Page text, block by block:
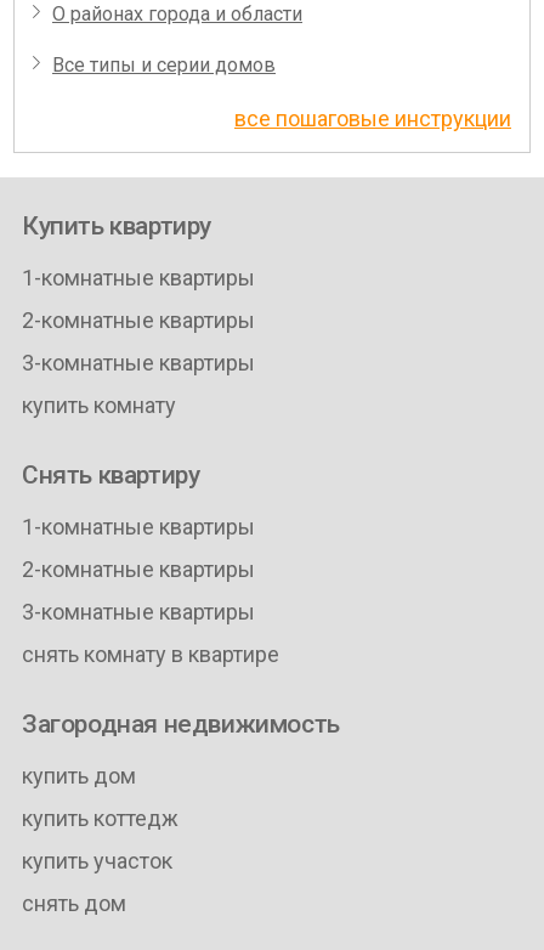
О районах города и области
Все типы и серии домов
все пошаговые инструкции
Купить квартиру
1-комнатные квартиры
2-комнатные квартиры
3-комнатные квартиры
купить комнату
Снять квартиру
1-комнатные квартиры
2-комнатные квартиры
3-комнатные квартиры
снять комнату в квартире
Загородная недвижимость
купить дом
купить коттедж
купить участок
снять дом